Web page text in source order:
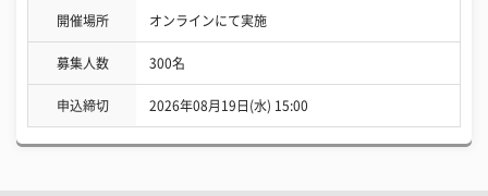
開催場所 オンラインにて実施
募集人数 300名
申込締切 2026年08月19日(水) 15:00